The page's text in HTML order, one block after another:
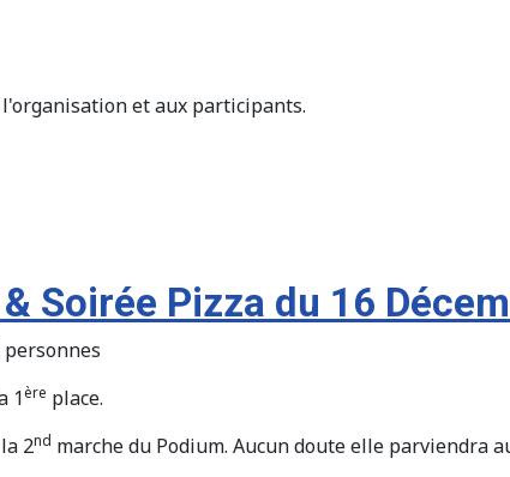
et aux participants.
Soirée Pizza du 16
personnes
1ère place.
2nd marche du Podium. Aucun doute elle parviendra